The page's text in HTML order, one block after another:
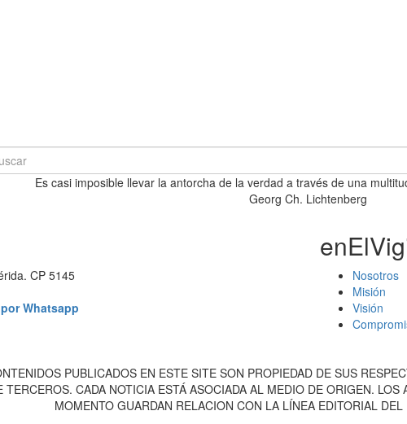
Es casi imposible llevar la antorcha de la verdad a través de una
Georg Ch. Lichtenberg
CP 5145
Whatsapp
Nosotros
Misión
Visión
PUBLICADOS EN ESTE SITE SON PROPIEDAD DE SUS
TERCEROS. CADA NOTICIA ESTÁ ASOCIADA AL MEDIO DE ORIGEN.
MOMENTO GUARDAN RELACION CON LA LÍNEA EDITORIAL